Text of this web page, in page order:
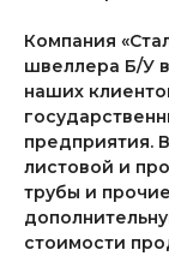
Компания
швеллера Б/У
наших
предприятия.
листовой и
трубы и
стоимости